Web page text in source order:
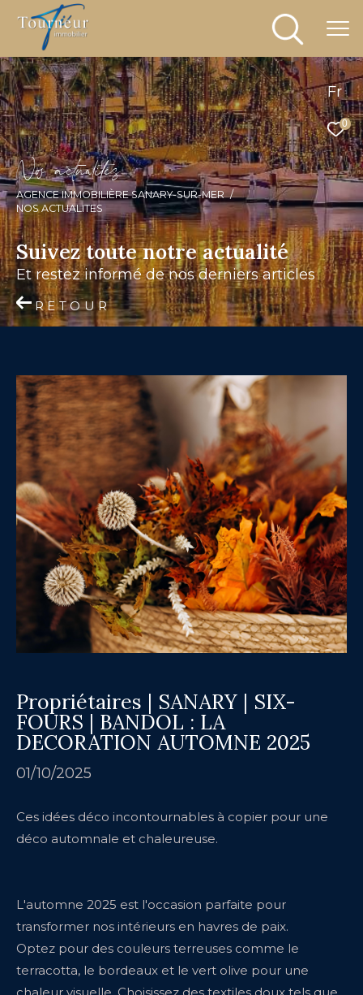
Fr
0
No actuaiés
AGENCE IMMOBILIÈRE SANARY-SUR-MER
NOS ACTUALITES
Suivez toute notre actualité
et restez informé de nos derniers articles
RETOUR
Propriétaires | SANARY | SIX-
FOURS | BANDOL : LA
DECORATION AUTOMNE 2025
01/10/2025
Ces idées déco incontournables à copier pour une
déco automnale et chaleureuse.
L'automne 2025 est l'occasion parfaite pour
transformer nos intérieurs en havres de paix.
Optez pour des couleurs terreuses comme le
terracotta, le bordeaux et le vert olive pour une
chaleur visuelle. Choisissez des textiles doux tels que